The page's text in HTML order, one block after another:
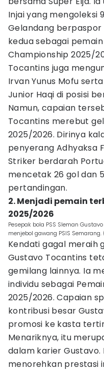
Injai yang mengoleksi
Gelandang
kedua sebagai
Championship 2025/
Tocantins juga
Irvan Yunus Mofu
Junior Haqi di posisi
Namun, capaian
Tocantins merebut
2025/2026. Dirinya
penyerang Adhyaksa
Striker berdarah
mencetak 26 gol dan 5
pertandingan.
2. Menjadi pemain
2025/2026
Pesepak bola PSS Sleman
menjebol gawang PSIS Semarang.
Kendati gagal meraih
Gustavo Tocantins
gemilang lainnya. Ia
individu sebagai
2025/2026. Capaian
kontribusi besar
promosi ke kasta
Menariknya, itu
dalam karier
menorehkan prestasi